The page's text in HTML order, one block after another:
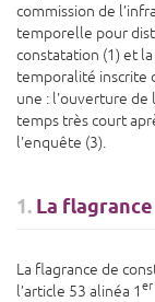
commission de
temporelle pour
constatation (1) et
temporalité inscrite
une : l'ouverture de
temps très court
l'enquête (3).
1. La
La flagrance de
l’article 53 alinéa 1 er